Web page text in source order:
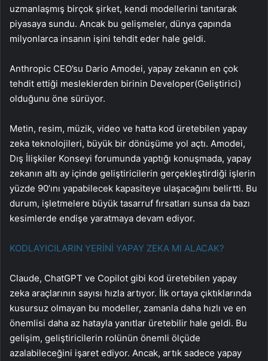
uzmanlaşmış birçok şirket, kendi modellerini tanıtarak
piyasaya sundu. Ancak bu gelişmeler, dünya çapında
milyonlarca insanın işini tehdit eder hale geldi.
Anthropic CEO’su Dario Amodei, yapay zekanın en çok
tehdit ettiği mesleklerden birinin Developer(Geliştirici)
olduğunu öne sürüyor.
Metin, resim, müzik, video ve hatta kod üretebilen yapay
zeka teknolojileri, büyük bir dönüşüme yol açtı. Amodei,
Dış İlişkiler Konseyi forumunda yaptığı konuşmada, yapay
zekanın altı ay içinde geliştiricilerin gerçekleştirdiği işlerin
yüzde 90’ını yapabilecek kapasiteye ulaşacağını belirtti. Bu
durum, işletmelere büyük tasarruf fırsatları sunsa da bazı
kesimlerde endişe yaratmaya devam ediyor.
KODLAYICILARIN YERİNİ YAPAY ZEKA MI ALACAK?
Claude, ChatGPT ve Copilot gibi kod üretebilen yapay
zeka araçlarının sayısı hızla artıyor. İlk ortaya çıktıklarında
kusursuz olmayan bu modeller, zamanla daha hızlı ve en
önemlisi daha az hatayla yanıtlar üretebilir hale geldi. Bu
gelişim, geliştiricilerin rolünün önemli ölçüde
azalabileceğini işaret ediyor. Ancak, artık sadece yapay